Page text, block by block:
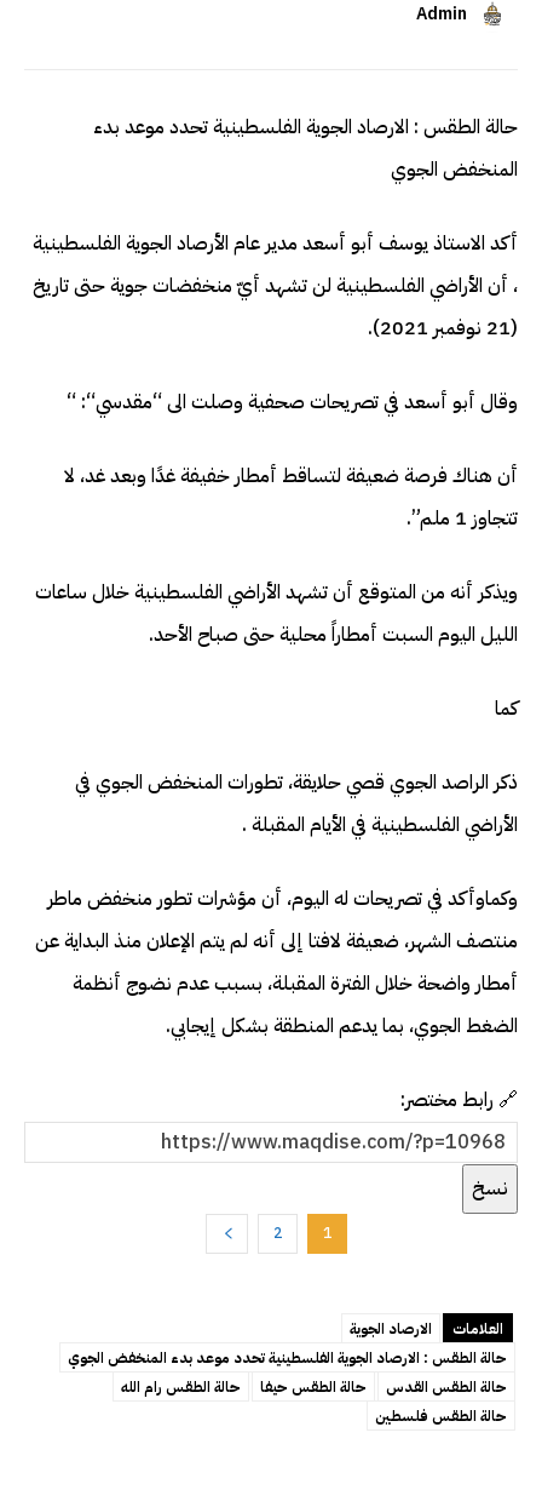
Admin
حالة الطقس : الارصاد الجوية الفلسطينية تحدد موعد بدء
المنخفض الجوي
أكد الاستاذ يوسف أبو أسعد مدير عام الأرصاد الجوية الفلسطينية
، أن الأراضي الفلسطينية لن تشهد أيّ منخفضات جوية حتى تاريخ
(21 نوفمبر 2021).
وقال أبو أسعد في تصريحات صحفية وصلت الى “مقدسي“: “
أن هناك فرصة ضعيفة لتساقط أمطار خفيفة غدًا وبعد غد، لا
تتجاوز 1 ملم”.
ويذكر أنه من المتوقع أن تشهد الأراضي الفلسطينية خلال ساعات
الليل اليوم السبت أمطاراً محلية حتى صباح الأحد.
كما
ذكر الراصد الجوي قصي حلايقة، تطورات المنخفض الجوي في
الأراضي الفلسطينية في الأيام المقبلة .
وكماوأكد في تصريحات له اليوم، أن مؤشرات تطور منخفض ماطر
منتصف الشهر، ضعيفة لافتا إلى أنه لم يتم الإعلان منذ البداية عن
أمطار واضحة خلال الفترة المقبلة، بسبب عدم نضوج أنظمة
الضغط الجوي، بما يدعم المنطقة بشكل إيجابي.
🔗 رابط مختصر:
نسخ
1
2
العلامات
الارصاد الجوية
حالة الطقس : الارصاد الجوية الفلسطينية تحدد موعد بدء المنخفض الجوي
حالة الطقس القدس
حالة الطقس حيفا
حالة الطقس رام الله
حالة الطقس فلسطين